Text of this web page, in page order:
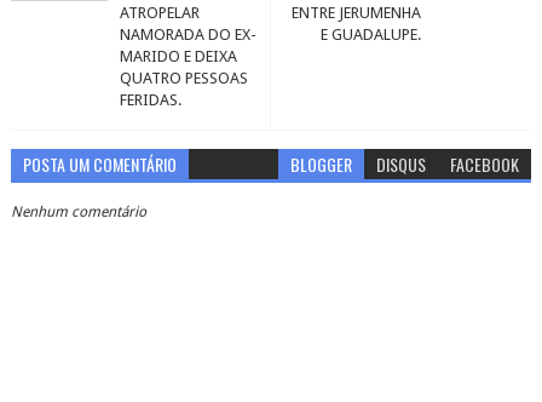
ENTRE JERUMENHA
E GUADALUPE.
ATROPELAR
NAMORADA DO EX-
MARIDO E DEIXA
QUATRO PESSOAS
FERIDAS.
POSTA UM COMENTÁRIO BLOGGER DISQUS FACEBOOK
Nenhum comentário